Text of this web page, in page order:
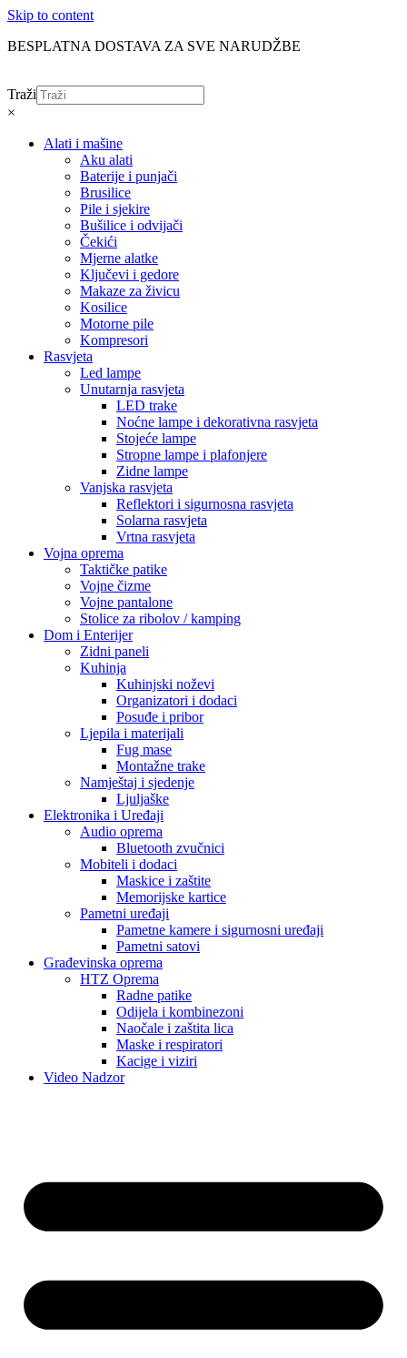
Skip to content
BESPLATNA DOSTAVA ZA SVE NARUDŽBE
Traži
×
Alati i mašine
Aku alati
Baterije i punjači
Brusilice
Pile i sjekire
Bušilice i odvijači
Čekići
Mjerne alatke
Ključevi i gedore
Makaze za živicu
Kosilice
Motorne pile
Kompresori
Rasvjeta
Led lampe
Unutarnja rasvjeta
LED trake
Noćne lampe i dekorativna rasvjeta
Stojeće lampe
Stropne lampe i plafonjere
Zidne lampe
Vanjska rasvjeta
Reflektori i sigurnosna rasvjeta
Solarna rasvjeta
Vrtna rasvjeta
Vojna oprema
Taktičke patike
Vojne čizme
Vojne pantalone
Stolice za ribolov / kamping
Dom i Enterijer
Zidni paneli
Kuhinja
Kuhinjski noževi
Organizatori i dodaci
Posuđe i pribor
Ljepila i materijali
Fug mase
Montažne trake
Namještaj i sjedenje
Ljuljaške
Elektronika i Uređaji
Audio oprema
Bluetooth zvučnici
Mobiteli i dodaci
Maskice i zaštite
Memorijske kartice
Pametni uređaji
Pametne kamere i sigurnosni uređaji
Pametni satovi
Građevinska oprema
HTZ Oprema
Radne patike
Odijela i kombinezoni
Naočale i zaštita lica
Maske i respiratori
Kacige i viziri
Video Nadzor